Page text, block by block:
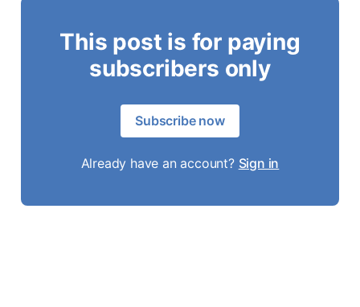
This post is for paying
subscribers only
Subscribe now
Already have an account? Sign in